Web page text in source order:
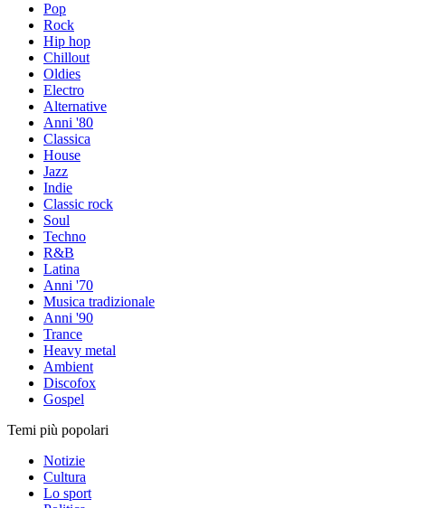
Pop
Rock
Hip hop
Chillout
Oldies
Electro
Alternative
Anni '80
Classica
House
Jazz
Indie
Classic rock
Soul
Techno
R&B
Latina
Anni '70
Musica tradizionale
Anni '90
Trance
Heavy metal
Ambient
Discofox
Gospel
Temi più popolari
Notizie
Cultura
Lo sport